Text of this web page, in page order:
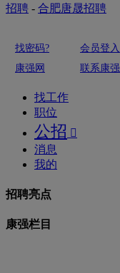
招聘 - 合肥唐晟招聘
找密码? 会员登入
康强网
联系康强
找工作
职位
公招 
消息
我的
招聘亮点
康强栏目